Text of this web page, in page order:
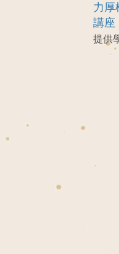
力厚
講座
提供